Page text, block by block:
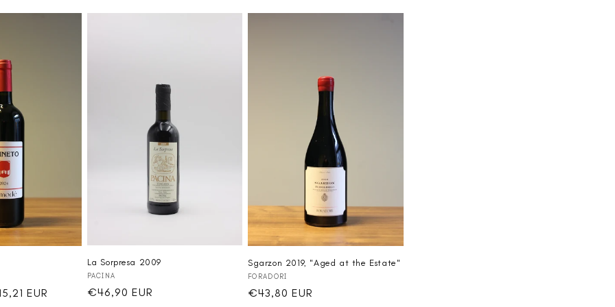
EUR
La Sorpresa 2009
Anbieter:
PACINA
Normaler
€46,90 EUR
Sgarzon 2019, "Aged at the Estate"
Anbieter:
FORADORI
Normaler
€43,80 EUR